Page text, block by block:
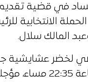
في قضية تقديم
الانتخابية
المالك سلال.
لخضر عشايشية
أمحمد على